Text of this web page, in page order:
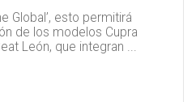
Global’, esto permitirá
de los modelos Cupra
León, que integran ...